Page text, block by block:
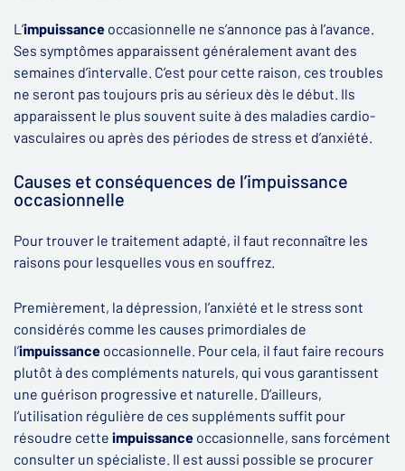
L’impuissance occasionnelle ne s’annonce pas à l’avance.
Ses symptômes apparaissent généralement avant des
semaines d’intervalle. C’est pour cette raison, ces troubles
ne seront pas toujours pris au sérieux dès le début. Ils
apparaissent le plus souvent suite à des maladies cardio-
vasculaires ou après des périodes de stress et d’anxiété.
Causes et conséquences de l’impuissance
occasionnelle
Pour trouver le traitement adapté, il faut reconnaître les
raisons pour lesquelles vous en souffrez.
Premièrement, la dépression, l’anxiété et le stress sont
considérés comme les causes primordiales de
l’impuissance occasionnelle. Pour cela, il faut faire recours
plutôt à des compléments naturels, qui vous garantissent
une guérison progressive et naturelle. D’ailleurs,
l’utilisation régulière de ces suppléments suffit pour
résoudre cette impuissance occasionnelle, sans forcément
consulter un spécialiste. Il est aussi possible se procurer